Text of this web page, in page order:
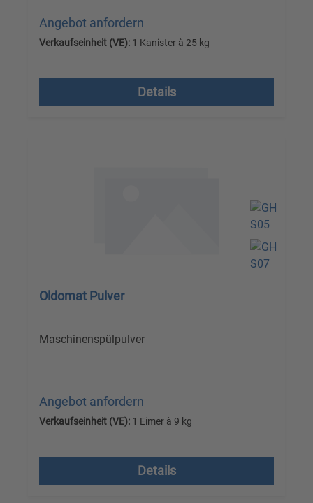
Angebot anfordern
Verkaufseinheit (VE): 1 Kanister à 25 kg
Details
Oldomat Pulver
Maschinenspülpulver
Angebot anfordern
Verkaufseinheit (VE): 1 Eimer à 9 kg
Details